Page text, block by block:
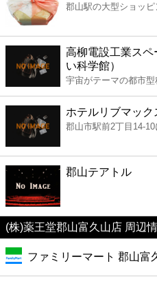
エンタメ
レジャー
書店
ファミレス
ファーストフード
カフェ
ショッピング
銀行
郡山駅の大型ショッ
高柳電設工業ス
い科学館）
宇宙がテーマの都市型
ホテルリブマッ
郡山市駅前2丁目14-
郡山テアトル
(株)薬王堂郡山富久山店 周辺
ファミリーマート 郡山富